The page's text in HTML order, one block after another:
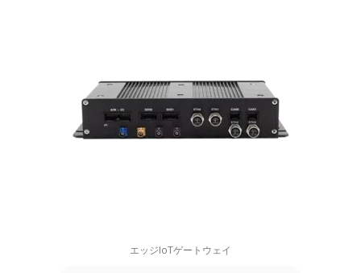
エッジIoTゲートウェイ